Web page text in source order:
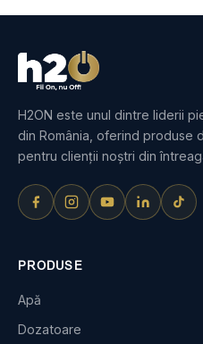
H2ON este unul dintre liderii
din România, oferind produse
pentru clienții noștri din
PRODUSE
Apă
Dozatoare